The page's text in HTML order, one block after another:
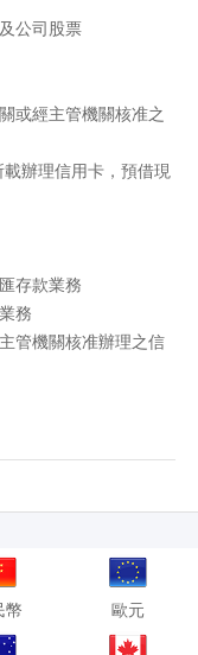
公司股票
或經主管機關核准之
辦理信用卡，預借現
存款業務
務
管機關核准辦理之信
幣 歐元